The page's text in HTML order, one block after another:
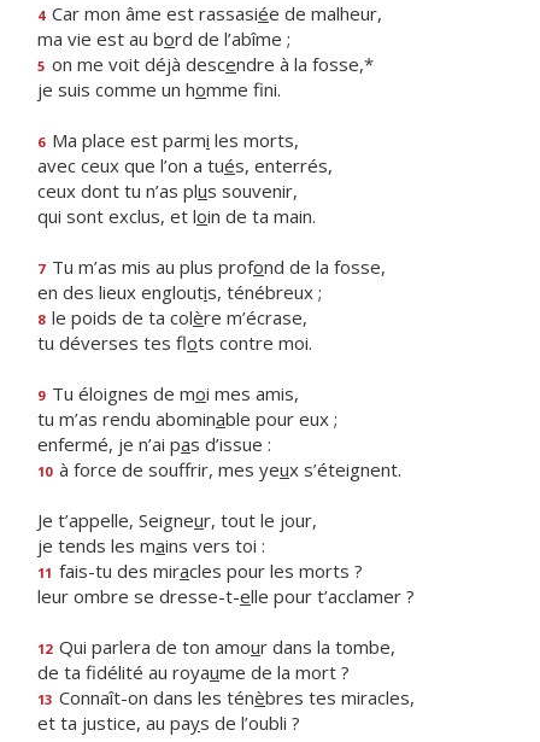
4 Car mon âme est rassasiée de malheur,
ma vie est au bord de l’abîme ;
5 on me voit déjà descendre à la fosse,*
je suis comme un homme fini.
6 Ma place est parmi les morts,
avec ceux que l’on a tués, enterrés,
ceux dont tu n’as plus souvenir,
qui sont exclus, et loin de ta main.
7 Tu m’as mis au plus profond de la fosse,
en des lieux engloutis, ténébreux ;
8 le poids de ta colère m’écrase,
tu déverses tes flots contre moi.
9 Tu éloignes de moi mes amis,
tu m’as rendu abominable pour eux ;
enfermé, je n’ai pas d’issue :
10 à force de souffrir, mes yeux s’éteignent.
Je t’appelle, Seigneur, tout le jour,
je tends les mains vers toi :
11 fais-tu des miracles pour les morts ?
leur ombre se dresse-t-elle pour t’acclamer ?
12 Qui parlera de ton amour dans la tombe,
de ta fidélité au royaume de la mort ?
13 Connaît-on dans les ténèbres tes miracles,
et ta justice, au pays de l’oubli ?